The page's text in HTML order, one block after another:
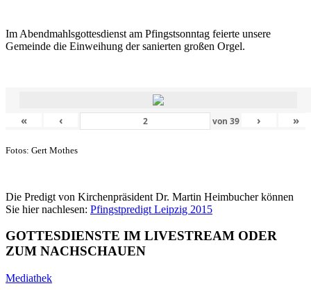
Im Abendmahlsgottesdienst am Pfingstsonntag feierte unsere
Gemeinde die Einweihung der sanierten großen Orgel.
« ‹ von39 › »
Fotos: Gert Mothes
Die Predigt von Kirchenpräsident Dr. Martin Heimbucher können
Sie hier nachlesen: Pfingstpredigt Leipzig 2015
GOTTESDIENSTE IM LIVESTREAM ODER
ZUM NACHSCHAUEN
Mediathek